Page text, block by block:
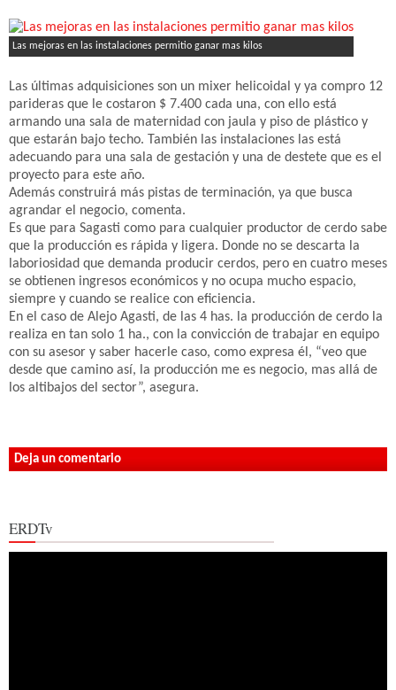
Las mejoras en las instalaciones permitio ganar mas kilos
Las últimas adquisiciones son un mixer helicoidal y ya compro 12
parideras que le costaron $ 7.400 cada una, con ello está
armando una sala de maternidad con jaula y piso de plástico y
que estarán bajo techo. También las instalaciones las está
adecuando para una sala de gestación y una de destete que es el
proyecto para este año.
Además construirá más pistas de terminación, ya que busca
agrandar el negocio, comenta.
Es que para Sagasti como para cualquier productor de cerdo sabe
que la producción es rápida y ligera. Donde no se descarta la
laboriosidad que demanda producir cerdos, pero en cuatro meses
se obtienen ingresos económicos y no ocupa mucho espacio,
siempre y cuando se realice con eficiencia.
En el caso de Alejo Agasti, de las 4 has. la producción de cerdo la
realiza en tan solo 1 ha., con la convicción de trabajar en equipo
con su asesor y saber hacerle caso, como expresa él, “veo que
desde que camino así, la producción me es negocio, mas allá de
los altibajos del sector”, asegura.
Deja un comentario
ERDTv